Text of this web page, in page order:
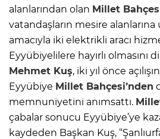
alanlarından olan Millet
vatandaşların mesire alanlarına
amacıyla iki elektrikli aracı
Eyyübiyelilere hayırlı olmasını
Mehmet Kuş, iki yıl önce
Eyyübiye Millet Bahçesi’nden
memnuniyetini anımsattı.
çabalar sonucu Eyyübiye’ye
kaydeden Başkan Kuş,